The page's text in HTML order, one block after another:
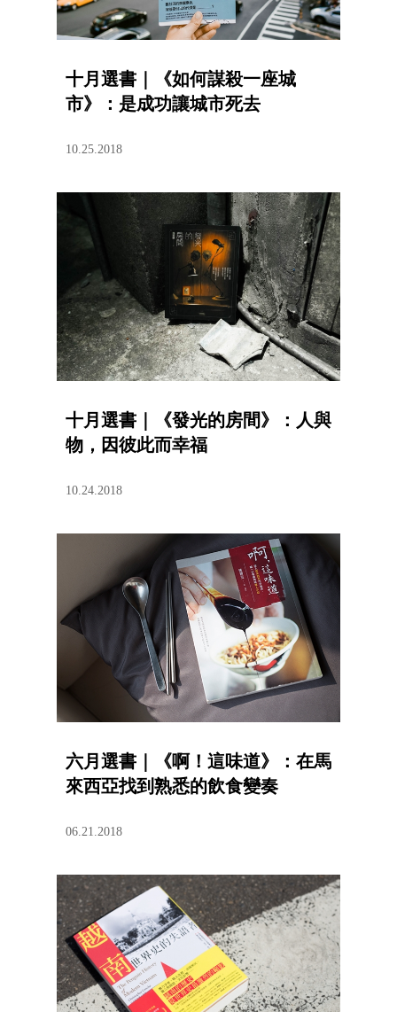
十月選書｜《如何謀殺一座城
市》：是成功讓城市死去
10.25.2018
十月選書｜《發光的房間》：人與
物，因彼此而幸福
10.24.2018
六月選書｜《啊！這味道》：在馬
來西亞找到熟悉的飲食變奏
06.21.2018